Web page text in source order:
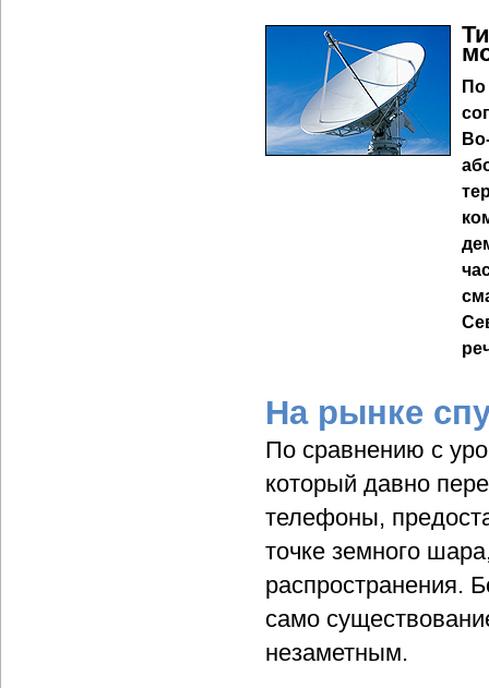
По
На рынке
По сравнению с
который давно
телефоны,
точке земного
распространения.
само
незаметным.